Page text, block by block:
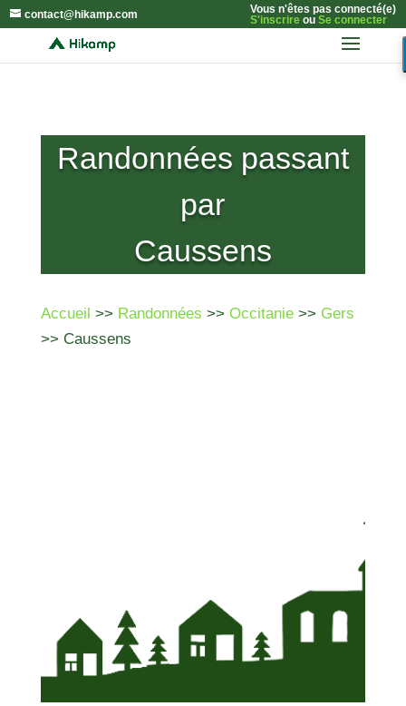
contact@hikamp.com
Vous n'êtes pas connecté(e)
S'inscrireou Se connecter
Randonnées passant
par
Caussens
Accueil >> Randonnées >> Occitanie>> Gers
>> Caussens